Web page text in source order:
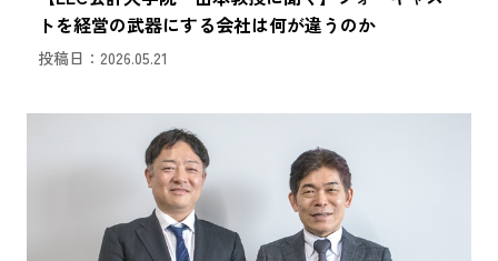
トを経営の武器にする会社は何が違うのか
投稿日：2026.05.21